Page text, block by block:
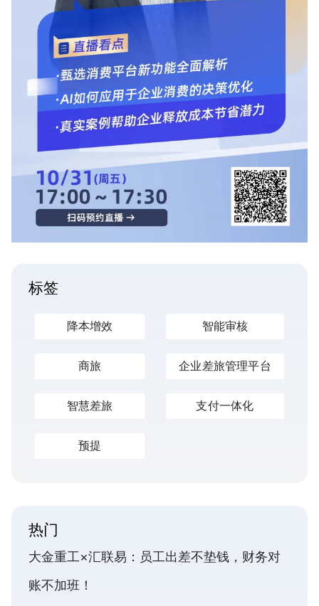
标签
降本增效 智能审核
商旅 企业差旅管理平台
智慧差旅 支付一体化
预提
热门
大金重工×汇联易：员工出差不垫钱，财务对
账不加班！